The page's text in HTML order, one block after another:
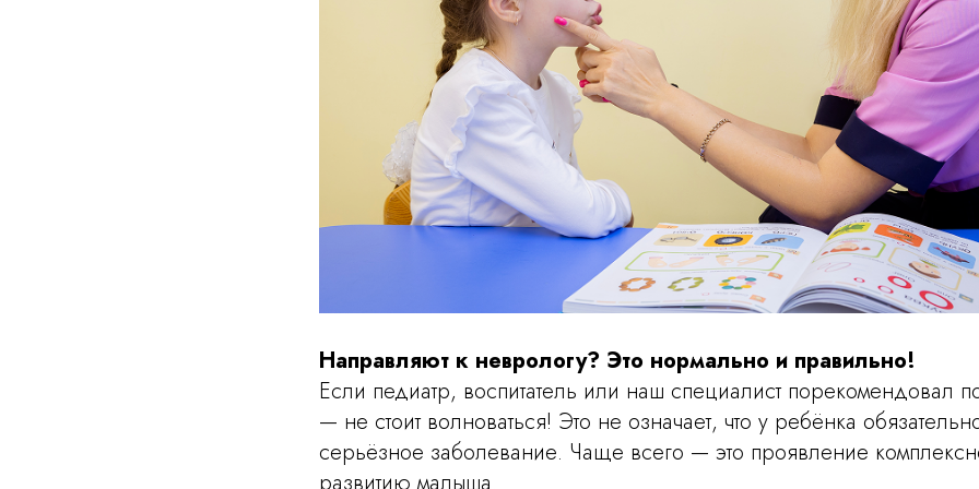
Направляют к неврологу? Это нормально и правильно!
Если педиатр, воспитатель или наш специалист порекомендовал
— не стоит волноваться! Это не означает, что у ребёнка
серьёзное заболевание. Чаще всего — это проявление